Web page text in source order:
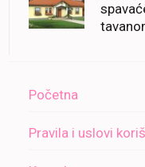
Početna
Pravila i uslovi